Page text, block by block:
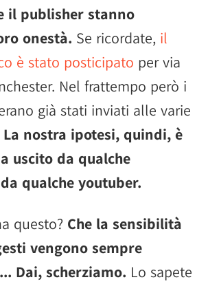
il publisher stanno
onestà. Se ricordate, il
è stato posticipato per via
Nel frattempo però i
già stati inviati alle varie
La nostra ipotesi, quindi, è
uscito da qualche
qualche youtuber.
questo? Che la sensibilità
vengono sempre
Dai, scherziamo. Lo sapete